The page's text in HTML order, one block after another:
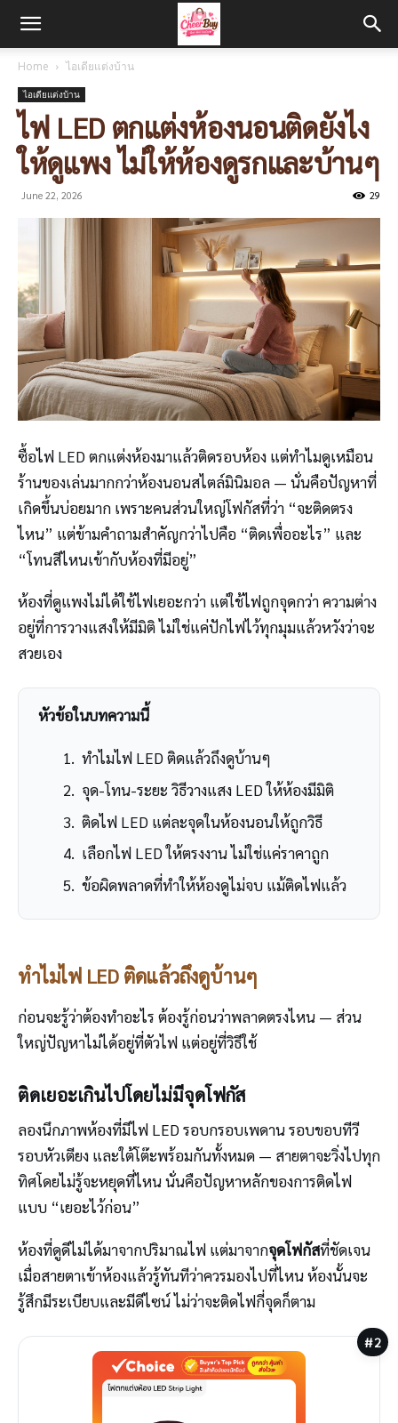
Home ไอเดียแต่งบ้าน
ไอเดียแต่งบ้าน
ไฟ LED ตกแต่งห้องนอนติดยังไง
ให้ดูแพง ไม่ให้ห้องดูรกและบ้านๆ
June 22, 2026 29
ซื้อไฟ LED ตกแต่งห้องมาแล้วติดรอบห้อง แต่ทำไมดูเหมือน
ร้านของเล่นมากกว่าห้องนอนสไตล์มินิมอล — นั่นคือปัญหาที่
เกิดขึ้นบ่อยมาก เพราะคนส่วนใหญ่โฟกัสที่ว่า “จะติดตรง
ไหน” แต่ข้ามคำถามสำคัญกว่าไปคือ “ติดเพื่ออะไร” และ
“โทนสีไหนเข้ากับห้องที่มีอยู่”
ห้องที่ดูแพงไม่ได้ใช้ไฟเยอะกว่า แต่ใช้ไฟถูกจุดกว่า ความต่าง
อยู่ที่การวางแสงให้มีมิติ ไม่ใช่แค่ปักไฟไว้ทุกมุมแล้วหวังว่าจะ
สวยเอง
หัวข้อในบทความนี้
ทำไมไฟ LED ติดแล้วถึงดูบ้านๆ
จุด-โทน-ระยะ วิธีวางแสง LED ให้ห้องมีมิติ
ติดไฟ LED แต่ละจุดในห้องนอนให้ถูกวิธี
เลือกไฟ LED ให้ตรงงาน ไม่ใช่แค่ราคาถูก
ข้อผิดพลาดที่ทำให้ห้องดูไม่จบ แม้ติดไฟแล้ว
ทำไมไฟ LED ติดแล้วถึงดูบ้านๆ
ก่อนจะรู้ว่าต้องทำอะไร ต้องรู้ก่อนว่าพลาดตรงไหน — ส่วน
ใหญ่ปัญหาไม่ได้อยู่ที่ตัวไฟ แต่อยู่ที่วิธีใช้
ติดเยอะเกินไปโดยไม่มีจุดโฟกัส
ลองนึกภาพห้องที่มีไฟ LED รอบกรอบเพดาน รอบขอบทีวี
รอบหัวเตียง และใต้โต๊ะพร้อมกันทั้งหมด — สายตาจะวิ่งไปทุก
ทิศโดยไม่รู้จะหยุดที่ไหน นั่นคือปัญหาหลักของการติดไฟ
แบบ “เยอะไว้ก่อน”
ห้องที่ดูดีไม่ได้มาจากปริมาณไฟ แต่มาจากจุดโฟกัสที่ชัดเจน
เมื่อสายตาเข้าห้องแล้วรู้ทันทีว่าควรมองไปที่ไหน ห้องนั้นจะ
รู้สึกมีระเบียบและมีดีไซน์ ไม่ว่าจะติดไฟกี่จุดก็ตาม
#2